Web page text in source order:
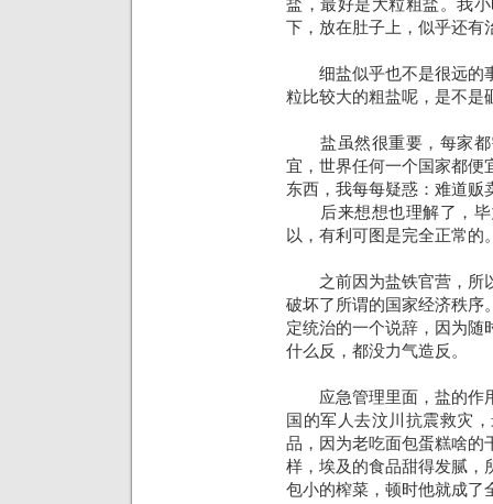
盐，最好是大粒粗盐。我
下，放在肚子上，似乎还有
细盐似乎也不是很远的
粒比较大的粗盐呢，是不是
盐虽然很重要，每家都
宜，世界任何一个国家都便
东西，我每每疑惑：难道贩
后来想想也理解了，毕
以，有利可图是完全正常的
之前因为盐铁官营，所
破坏了所谓的国家经济秩序
定统治的一个说辞，因为随
什么反，都没力气造反。
应急管理里面，盐的作
国的军人去汶川抗震救灾
品，因为老吃面包蛋糕啥的
样，埃及的食品甜得发腻，
包小的榨菜，顿时他就成了